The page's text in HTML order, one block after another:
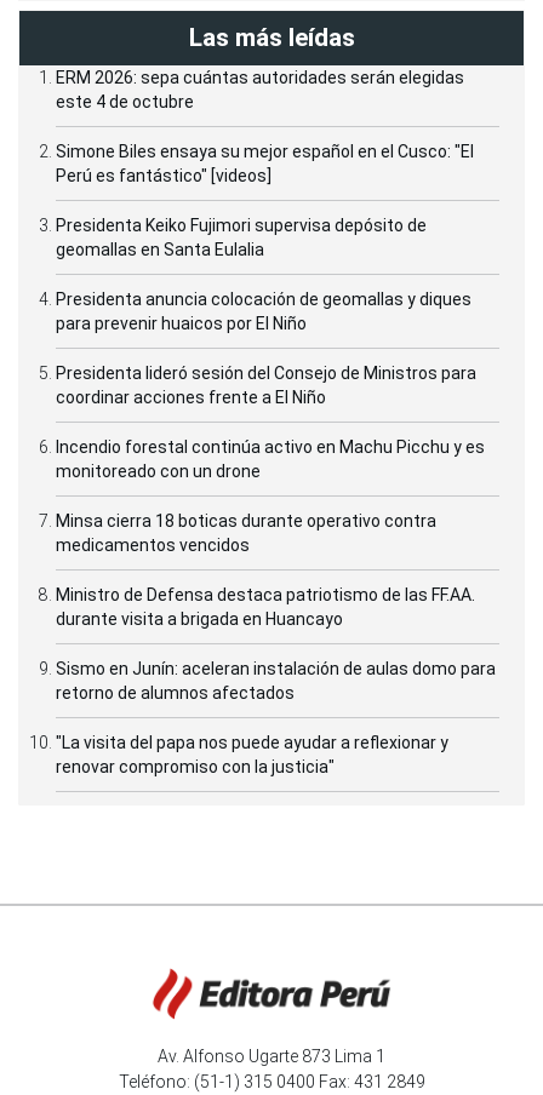
Las más leídas
ERM 2026: sepa cuántas autoridades serán elegidas
este 4 de octubre
Simone Biles ensaya su mejor español en el Cusco: "El
Perú es fantástico" [videos]
Presidenta Keiko Fujimori supervisa depósito de
geomallas en Santa Eulalia
Presidenta anuncia colocación de geomallas y diques
para prevenir huaicos por El Niño
Presidenta lideró sesión del Consejo de Ministros para
coordinar acciones frente a El Niño
Incendio forestal continúa activo en Machu Picchu y es
monitoreado con un drone
Minsa cierra 18 boticas durante operativo contra
medicamentos vencidos
Ministro de Defensa destaca patriotismo de las FF.AA.
durante visita a brigada en Huancayo
Sismo en Junín: aceleran instalación de aulas domo para
retorno de alumnos afectados
"La visita del papa nos puede ayudar a reflexionar y
renovar compromiso con la justicia"
Av. Alfonso Ugarte 873 Lima 1
Teléfono: (51-1) 315 0400 Fax: 431 2849